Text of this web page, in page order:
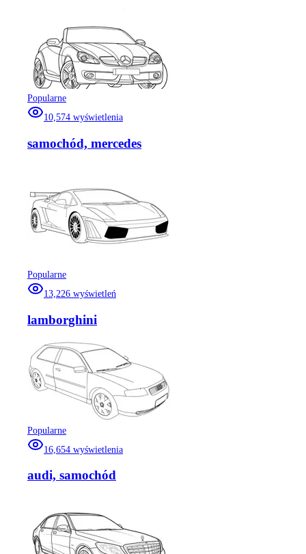
Popularne
10,574 wyświetlenia
samochód, mercedes
Popularne
13,226 wyświetleń
lamborghini
Popularne
16,654 wyświetlenia
audi, samochód